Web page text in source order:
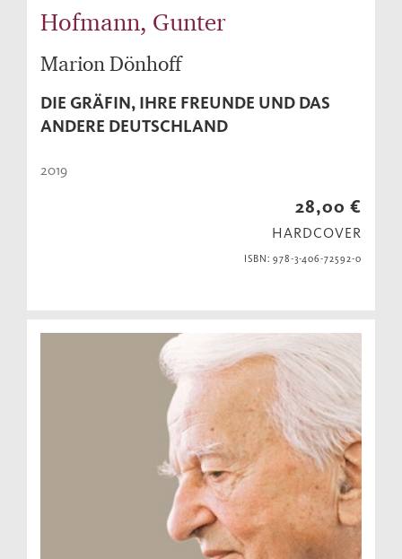
Hofmann, Gunter
Marion Dönhoff
DIE GRÄFIN, IHRE FREUNDE UND DAS
ANDERE DEUTSCHLAND
2019
28,00 €
HARDCOVER
ISBN: 978-3-406-72592-0